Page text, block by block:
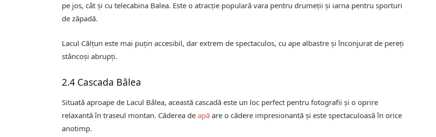
pe jos, cât și cu telecabina Balea. Este o atracție populară vara pentru drumeții și iarna pentru sporturi
de zăpadă.
Lacul Călțun este mai puțin accesibil, dar extrem de spectaculos, cu ape albastre și înconjurat de pereți
stâncoși abrupți.
2.4 Cascada Bâlea
Situată aproape de Lacul Bâlea, această cascadă este un loc perfect pentru fotografii și o oprire
relaxantă în traseul montan. Căderea deapă are o cădere impresionantă și este spectaculoasă în orice
anotimp.